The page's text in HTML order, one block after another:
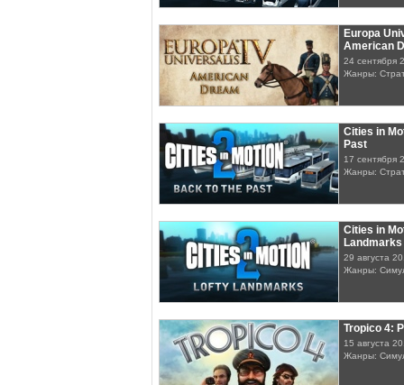
Europa
American
24 сентября
Жанры:
Cities in
Past
17 сентября
Жанры:
Cities in
Landmarks
29 августа
Жанры:
Tropico 4:
15 августа
Жанры: